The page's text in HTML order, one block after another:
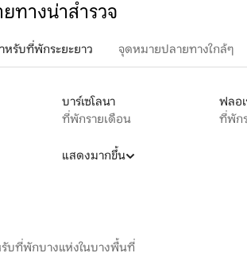
ทางน่าสำรวจ
รับที่พักระยะยาว จุดหมายปลายทางใกล้ๆ
บาร์เซโลนา
ที่พักรายเดือน
ฟลอ
ที่พัก
แสดงมากขึ้น
รับที่พักบางแห่งในบางพื้นที่